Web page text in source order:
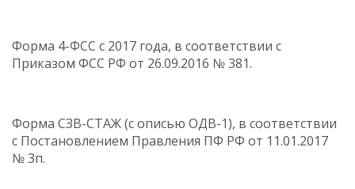
Форма 4-ФСС с 2017 года, в соответствии с
Приказом ФСС РФ от 26.09.2016 № 381.
Форма СЗВ-СТАЖ (с описью ОДВ-1), в соответствии
с Постановлением Правления ПФ РФ от 11.01.2017
№ 3п.